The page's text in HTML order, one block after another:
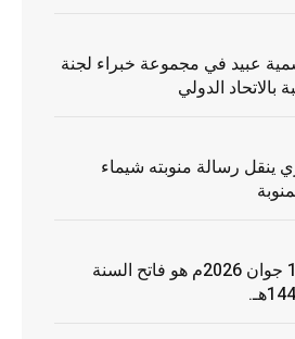
عبيد في مجموعة خبراء لجنة
بالاتحاد الدولي
ينقل رسالة منوبته شيماء
دار الافتاء: الثلاثاء 16 جوان 2026م هو فاتح السنة